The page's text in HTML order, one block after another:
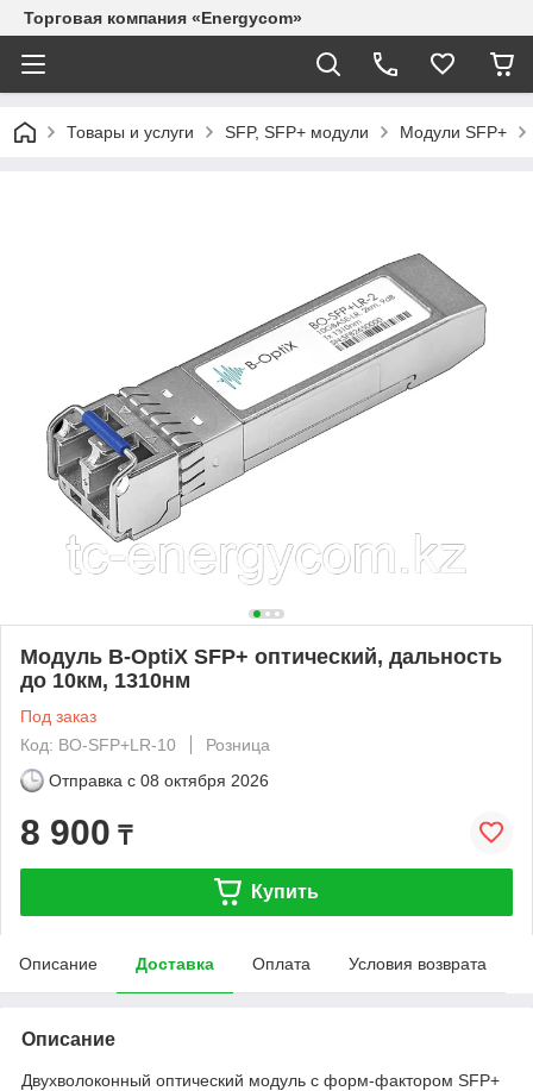
Торговая компания «Energycom»
Товары и услуги SFP, SFP+ модули Модули SFP+
Модуль B-OptiX SFP+ оптический, дальность
до 10км, 1310нм
Под заказ
Код: BO-SFP+LR-10
Розница
Отправка с 08 октября 2026
8 900 ₸
Купить
Описание Доставка Оплата Условия возврата
Описание
Двухволоконный оптический модуль с форм-фактором SFP+